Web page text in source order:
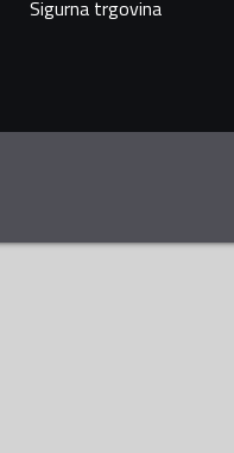
Sigurna trgovina